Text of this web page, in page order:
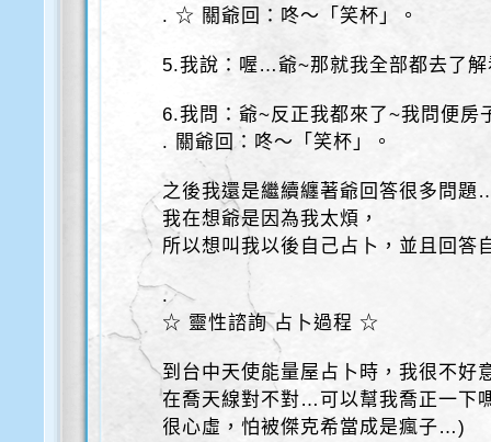
. ☆ 關爺回：咚～「笑杯」。
5.我說：喔…爺~那就我全部都去了
6.我問：爺~反正我都來了~我問便
. 關爺回：咚～「笑杯」。
之後我還是繼續纏著爺回答很多問題
我在想爺是因為我太煩，
所以想叫我以後自己占卜，並且回答
.
☆ 靈性諮詢 占卜過程 ☆
到台中天使能量屋占卜時，我很不好
在喬天線對不對…可以幫我喬正一下
很心虛，怕被傑克希當成是瘋子…)